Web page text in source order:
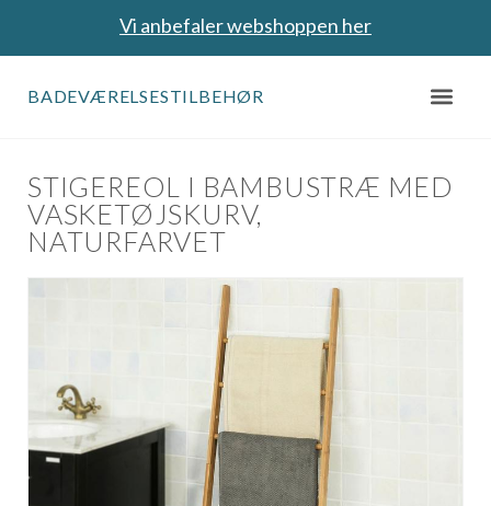
Vi anbefaler webshoppen her
BADEVÆRELSESTILBEHØR
STIGEREOL I BAMBUSTRÆ MED
VASKETØJSKURV,
NATURFARVET